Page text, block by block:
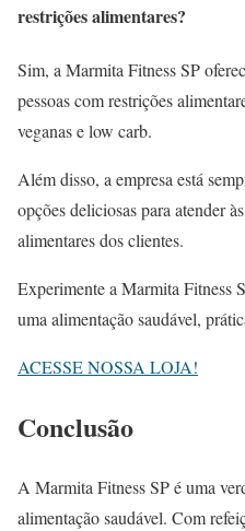
restrições alimentares?
Sim, a Marmita Fitness SP
pessoas com restrições
veganas e low carb.
Além disso, a empresa está
opções deliciosas para atender
alimentares dos clientes.
Experimente a Marmita Fitness
uma alimentação saudável,
ACESSE NOSSA LOJA!
Conclusão
A Marmita Fitness SP é uma
alimentação saudável. Com